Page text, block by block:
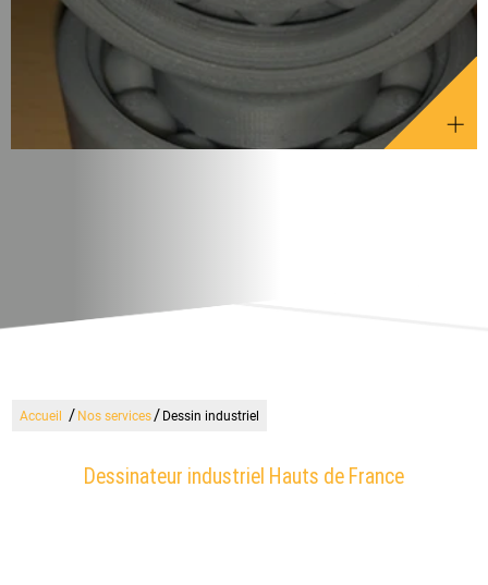
Accueil / Nos services/ Dessin industriel
Dessinateur industriel Hauts de France